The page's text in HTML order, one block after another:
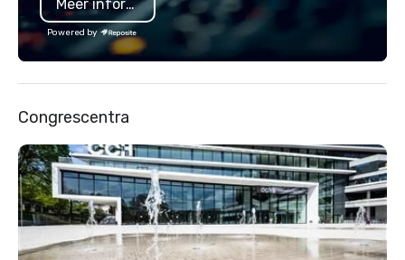
substantive, and uniquely rooted in
the Valley. Ideal for groups of 10–200.
Fully customizable by industry,
seniority, and objectives.
Meer informatie
Powered by
Congrescentra